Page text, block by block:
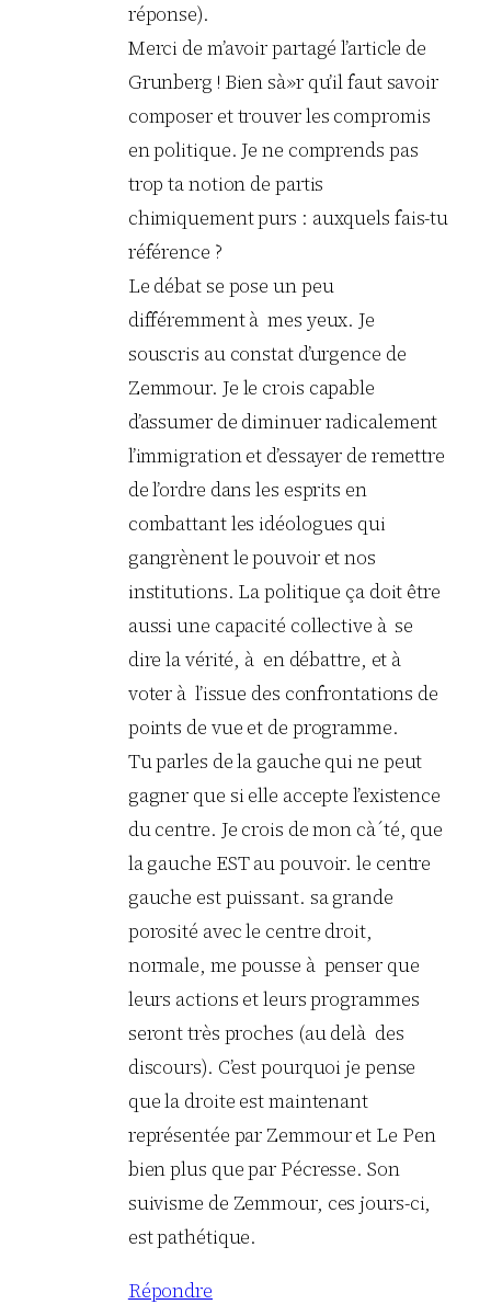
réponse).
Merci de m’avoir partagé l’article de
Grunberg ! Bien sà»r qu’il faut savoir
composer et trouver les compromis
en politique. Je ne comprends pas
trop ta notion de partis
chimiquement purs : auxquels fais-tu
référence ?
Le débat se pose un peu
différemment à mes yeux. Je
souscris au constat d’urgence de
Zemmour. Je le crois capable
d’assumer de diminuer radicalement
l’immigration et d’essayer de remettre
de l’ordre dans les esprits en
combattant les idéologues qui
gangrènent le pouvoir et nos
institutions. La politique ça doit être
aussi une capacité collective à se
dire la vérité, à en débattre, et à
voter à l’issue des confrontations de
points de vue et de programme.
Tu parles de la gauche qui ne peut
gagner que si elle accepte l’existence
du centre. Je crois de mon cà´té, que
la gauche EST au pouvoir. le centre
gauche est puissant. sa grande
porosité avec le centre droit,
normale, me pousse à penser que
leurs actions et leurs programmes
seront très proches (au delà des
discours). C’est pourquoi je pense
que la droite est maintenant
représentée par Zemmour et Le Pen
bien plus que par Pécresse. Son
suivisme de Zemmour, ces jours-ci,
est pathétique.
Répondre